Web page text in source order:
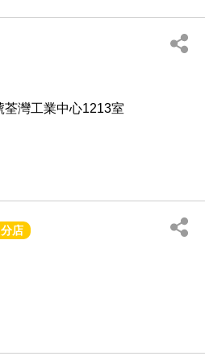
灣工業中心1213室
分店